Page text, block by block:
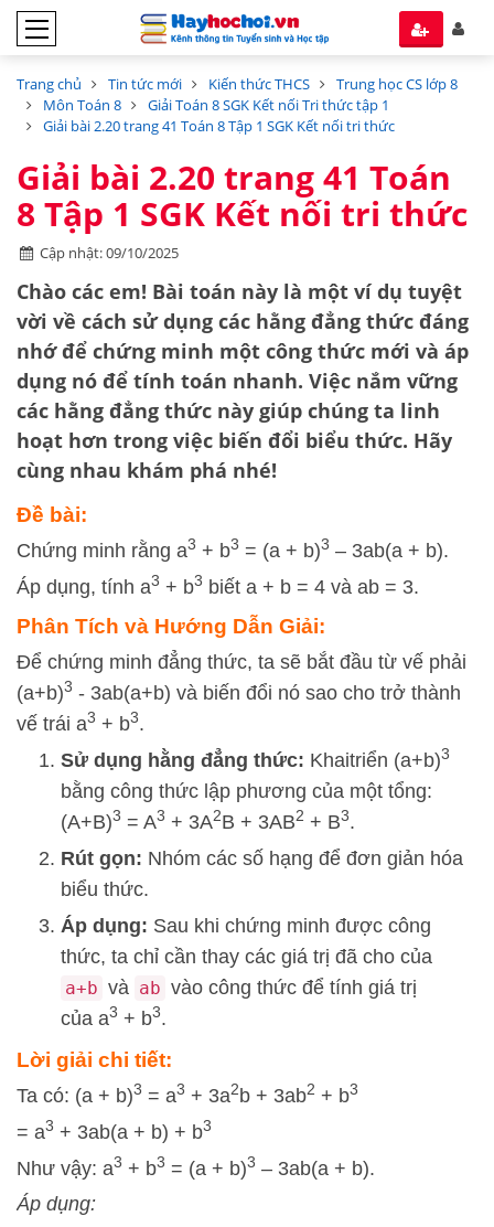
Trang chủ Tin tức mới Kiến thức THCS
Trung học CS lớp 8
Môn Toán 8
Giải Toán 8 SGK Kết nối Tri thức tập 1
Giải bài 2.20 trang 41 Toán 8 Tập 1 SGK Kết nối tri thức
Giải bài 2.20 trang 41 Toán
8 Tập 1 SGK Kết nối tri thức
Cập nhật: 09/10/2025
Chào các em! Bài toán này là một ví dụ tuyệt
vời về cách sử dụng các hằng đẳng thức đáng
nhớđể chứng minh một công thức mới và áp
dụng nó để tính toán nhanh. Việc nắm vững
các hằng đẳng thức này giúp chúng ta linh
hoạt hơn trong việc biến đổi biểu thức. Hãy
cùng nhau khám phá nhé!
Đề bài:
Chứng minh rằng a3 + b3 = (a + b)3 – 3ab(a + b).
Áp dụng, tính a3 + b3 biết a + b = 4 và ab = 3.
Phân Tích và Hướng Dẫn Giải:
Để chứng minh đẳng thức, ta sẽ bắt đầu từ vế phải
(a+b)3 - 3ab(a+b) và biến đổi nó sao cho trở thành
vế trái a3 + b3.
Sử dụng hằng đẳng thức: Khaitriển (a+b)3
bằng công thức lập phương của một tổng:
(A+B)3 = A3 + 3A2B + 3AB2 + B3.
Rút gọn: Nhóm các số hạng để đơn giản hóa
biểu thức.
Áp dụng: Sau khi chứng minh được công
thức, ta chỉ cần thay các giá trị đã cho của
a+b và ab vào công thức để tính giá trị
của a3 + b3.
Lời giải chi tiết:
Ta có: (a + b)3 = a3 + 3a2 b + 3ab2 + b3
= a3 + 3ab(a + b) + b3
Như vậy: a3 + b3 = (a + b)3 – 3ab(a + b).
Áp dụng: